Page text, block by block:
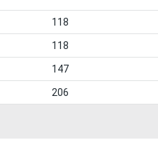
118
118
147
206